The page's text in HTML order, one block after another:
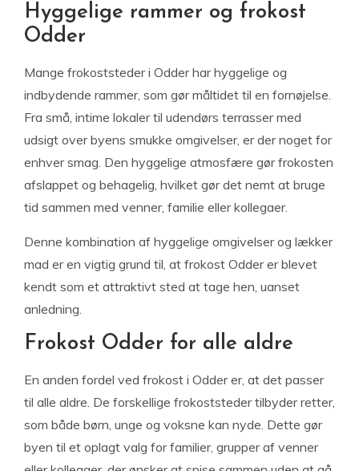
Hyggelige rammer og frokost
Odder
Mange frokoststeder i Odder har hyggelige og
indbydende rammer, som gør måltidet til en fornøjelse.
Fra små, intime lokaler til udendørs terrasser med
udsigt over byens smukke omgivelser, er der noget for
enhver smag. Den hyggelige atmosfære gør frokosten
afslappet og behagelig, hvilket gør det nemt at bruge
tid sammen med venner, familie eller kollegaer.
Denne kombination af hyggelige omgivelser og lækker
mad er en vigtig grund til, at frokost Odder er blevet
kendt som et attraktivt sted at tage hen, uanset
anledning.
Frokost Odder for alle aldre
En anden fordel ved frokost i Odder er, at det passer
til alle aldre. De forskellige frokoststeder tilbyder retter,
som både børn, unge og voksne kan nyde. Dette gør
byen til et oplagt valg for familier, grupper af venner